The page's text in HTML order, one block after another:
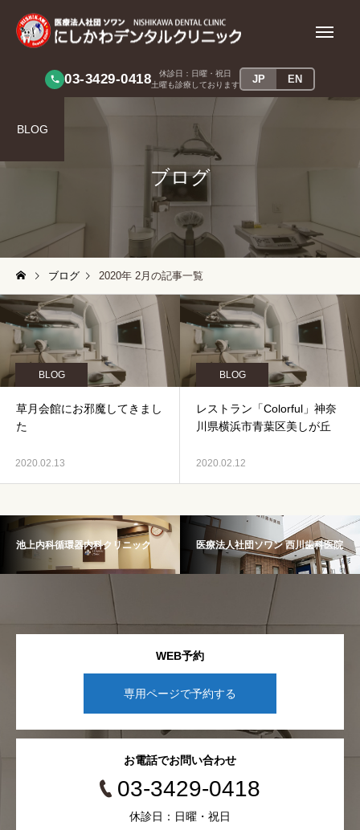
03-3429-0418
休診日：日曜・祝日
土曜も診療しております
JP EN
インプラント
審美歯科
ブログ
BLOG
ブログ 2020年 2月の記事一覧
BLOG
草月会館にお邪魔してきまし
た
2020.02.13
BLOG
レストラン「Colorful」神奈
川県横浜市青葉区美しが丘
2020.02.12
池上内科循環器内科クリニック 医療法人社団ソワン 西川歯科医院
WEB予約
専用ページで予約する
お電話でお問い合わせ
03-3429-0418
休診日：日曜・祝日